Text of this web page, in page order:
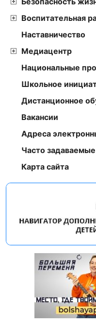
Воспитательная
Наставничество
Медиацентр
Национальные
Школьное
Дистанционное
Вакансии
Адреса
Часто
Карта сайта